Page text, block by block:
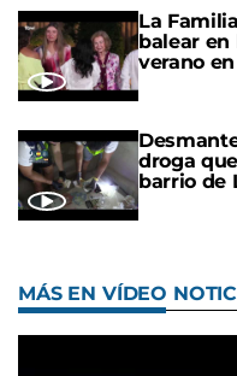
La
balear en
verano
droga
barrio de
MÁS EN VÍDEO